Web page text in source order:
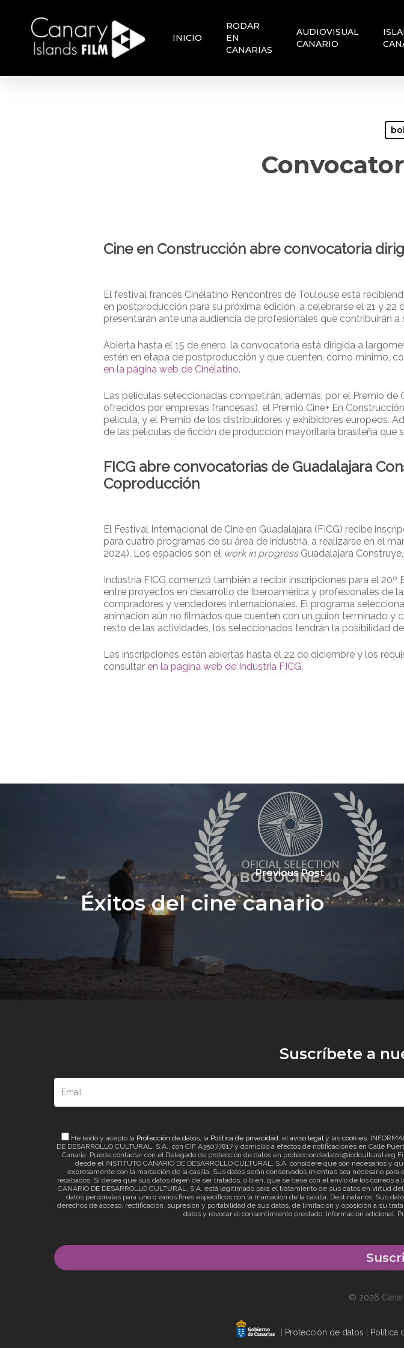
content
INICIO
RODAR
EN
CANARIAS
AUDIOVISUAL
CANARIO
Cine en Construcción abre convocatoria
El festival francés Cinélatino Rencontres de Toulouse está
en postproducción para su próxima edición, a celebrarse el 21 y
presentarán ante una audiencia de profesionales que contribuirán
Abierta hasta el 15 de enero, la convocatoria está dirigida a
estén en etapa de postproducción y que cuenten, como mínimo,
en la página web de Cinélatino.
Las películas seleccionadas competirán, además, por el Premio
ofrecidos por empresas francesas), el Premio Cine+ En
película, y el Premio de los distribuidores y exhibidores europeos.
de las películas de ficción de producción mayoritaria brasileña que
FICG abre convocatorias de Guadalajara
Coproducción
El Festival Internacional de Cine en Guadalajara (FICG) recibe
para cuatro programas de su área de industria, a realizarse en el
2024). Los espacios son el work in progressGuadalajara
Industria FICG comenzó también a recibir inscripciones para el
entre proyectos en desarrollo de Iberoamérica y profesionales de
compradores y vendedores internacionales. El programa
animación aún no filmados que cuenten con un guion terminado y
resto de las actividades, los seleccionados tendrán la posibilidad
Las inscripciones están abiertas hasta el 22 de diciembre y los
consultar en la página web de Industria FICG.
Previous Post
Éxitos del cine canario
Suscríbete a
He leído y acepto la Protección de datos, la Política de privacidad, elaviso legaly las cookies.
DE DESARROLLO CULTURAL, S.A., con CIF A35077817 y domicilio a efectos de notificaciones en Calle
Canaria. Puede contactar con el Delegado de protección de datos en
desde el INSTITUTO CANARIO DE DESARROLLO CULTURAL, S.A. considere que son necesarios
expresamente con la marcación de la casilla. Sus datos serán conservados mientras sea necesario
recabados. Si desea que sus datos dejen de ser tratados, o bien, que se cese con el envío de los correos
CANARIO DE DESARROLLO CULTURAL, S.A. está legitimado para el tratamiento de sus datos en
datos personales para uno o varios fines específicos con la marcación de la casilla. Destinatarios: Sus
derechos de acceso, rectificación, supresión y portabilidad de sus datos, de limitación y oposición a su
datos y revocar el consentimiento prestado. Información adicional:
© 2026
Protección de datos Política